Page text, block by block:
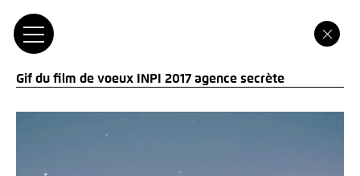
Gif du film de voeux INPI 2017 agence secrète